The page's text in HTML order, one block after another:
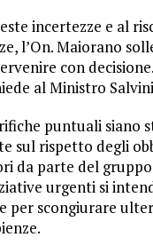
incertezze e al
l’On. Maiorano
con
al Ministro
puntuali siano
sul rispetto degli
da parte del
urgenti si
per scongiurare